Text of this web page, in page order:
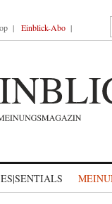
Einblick-Abo